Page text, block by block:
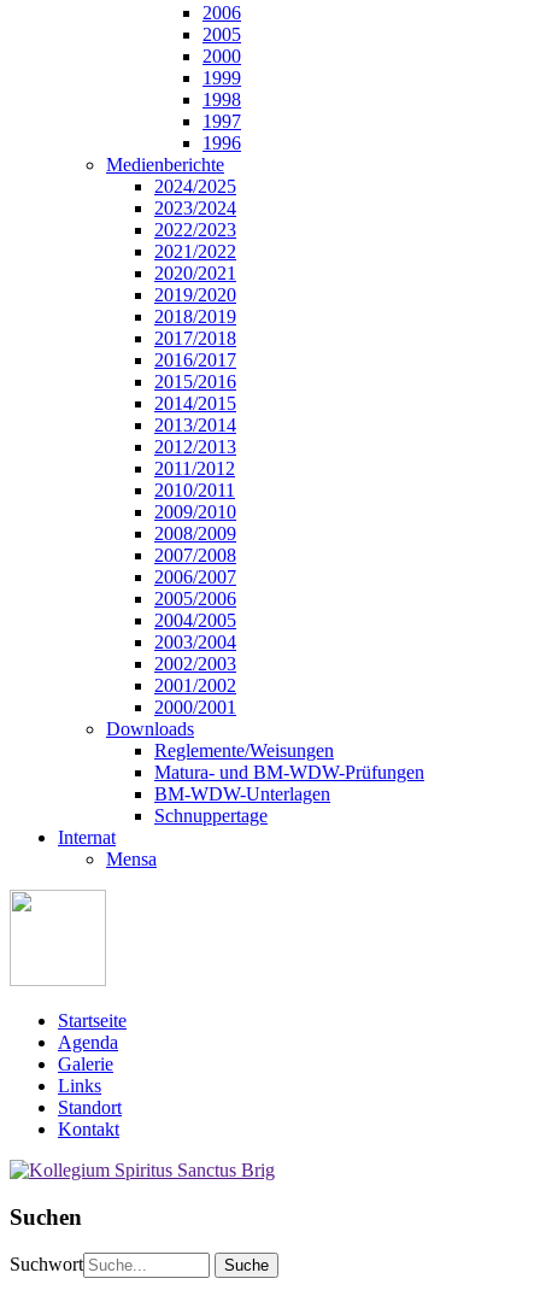
2006
2005
2000
1999
1998
1997
1996
Medienberichte
2024/2025
2023/2024
2022/2023
2021/2022
2020/2021
2019/2020
2018/2019
2017/2018
2016/2017
2015/2016
2014/2015
2013/2014
2012/2013
2011/2012
2010/2011
2009/2010
2008/2009
2007/2008
2006/2007
2005/2006
2004/2005
2003/2004
2002/2003
2001/2002
2000/2001
Downloads
Reglemente/Weisungen
Matura- und BM-WDW-Prüfungen
BM-WDW-Unterlagen
Schnuppertage
Internat
Mensa
Startseite
Agenda
Galerie
Links
Standort
Kontakt
Suchen
Suchwort